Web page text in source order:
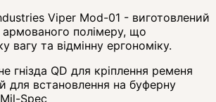
Viper Mod-01 - виготовлений
армованого полімеру, що
вагу та відмінну ергономіку.
гнізда QD для кріплення ременя
для встановлення на буферну
Spec